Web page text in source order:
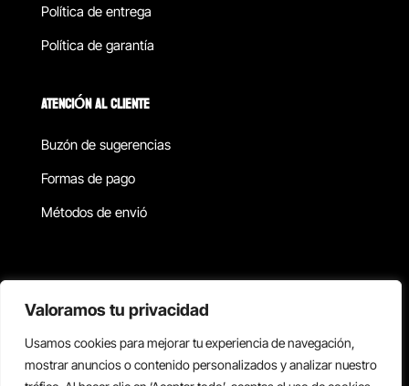
Valoramos tu privacidad
Usamos cookies para mejorar tu experiencia de navegación,
mostrar anuncios o contenido personalizados y analizar nuestro
Política de entrega
Política de garantía
ATENCIÓN AL CLIENTE
Buzón de sugerencias
Formas de pago
Métodos de envió
Copyright © 2026 Reisix. Todos los derechos reservados.